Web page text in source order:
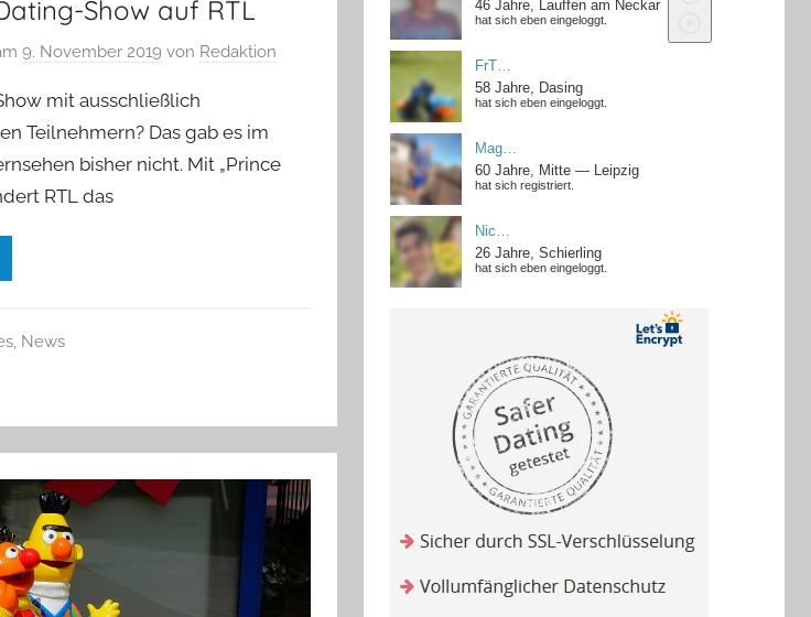
Show auf RTL
9. November 2019 von Redaktion
mit ausschließlich
Teilnehmern? Das gab es im
bisher nicht. Mit „Prince
RTL das
, News